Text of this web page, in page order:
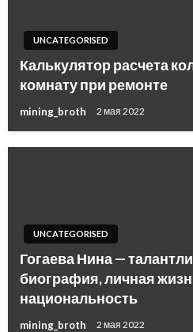
UNCATEGORISED
Калькулятор расчета
комнату при ремонте
mining_broth 2 мая 2022
UNCATEGORISED
Гогаева Нина —
биография, личная
национальность
mining_broth 2 мая 2022